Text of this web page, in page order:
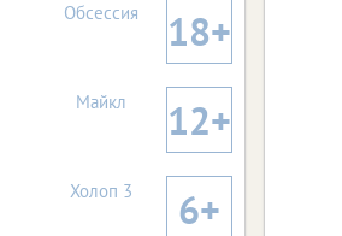
Обсессия 18+
Майкл 12+
Холоп 3 6+